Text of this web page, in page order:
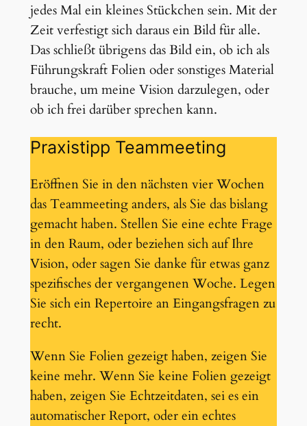
jedes Mal ein kleines Stückchen sein. Mit der
Zeit verfestigt sich daraus ein Bild für alle.
Das schließt übrigens das Bild ein, ob ich als
Führungskraft Folien oder sonstiges Material
brauche, um meine Vision darzulegen, oder
ob ich frei darüber sprechen kann.
Praxistipp Teammeeting
Eröffnen Sie in den nächsten vier Wochen
das Teammeeting anders, als Sie das bislang
gemacht haben. Stellen Sie eine echte Frage
in den Raum, oder beziehen sich auf Ihre
Vision, oder sagen Sie danke für etwas ganz
spezifisches der vergangenen Woche. Legen
Sie sich ein Repertoire an Eingangsfragen zu
recht.
Wenn Sie Folien gezeigt haben, zeigen Sie
keine mehr. Wenn Sie keine Folien gezeigt
haben, zeigen Sie Echtzeitdaten, sei es ein
automatischer Report, oder ein echtes